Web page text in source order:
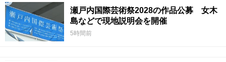
瀬戸内国際芸術祭2028の作品公募 女木
島などで現地説明会を開催
5時間前